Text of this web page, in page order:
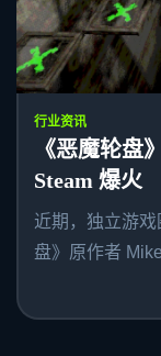
行业资讯
《恶魔轮盘
Steam 爆火
近期，独立游
盘》原作者